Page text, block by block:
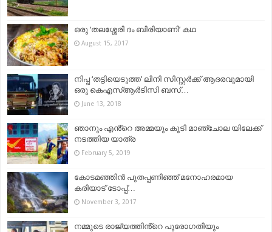
ഒരു ‘തലശ്ശേരി ദം ബിരിയാണി’ കഥ
August 15, 2017
നിപ്പ ‘തട്ടിയെടുത്ത’ ലിനി സിസ്റ്റർക്ക് ആദരവുമായി
ഒരു കെഎസ്ആർടിസി ബസ്…
June 13, 2018
ഞാനും എൻ്റെ അമ്മയും കൂടി മാഞ്ചോല യിലേക്ക്
നടത്തിയ യാത്ര
February 5, 2019
കോടമഞ്ഞിൻ പുതപ്പണിഞ്ഞ് മനോഹരമായ
കരിയാട് ടോപ്പ്…
November 3, 2017
നമ്മുടെ രാജ്യത്തിൻ്റെ പുരോഗതിയും